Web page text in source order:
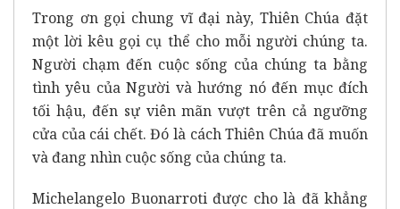
Trong ơn gọi chung vĩ đại này, Thiên Chúa đặt
một lời kêu gọi cụ thể cho mỗi người chúng ta.
Người chạm đến cuộc sống của chúng ta bằng
tình yêu của Người và hướng nó đến mục đích
tối hậu, đến sự viên mãn vượt trên cả ngưỡng
cửa của cái chết. Đó là cách Thiên Chúa đã muốn
và đang nhìn cuộc sống của chúng ta.
Michelangelo Buonarroti được cho là đã khẳng